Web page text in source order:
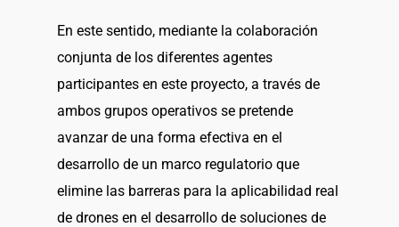
En este sentido, mediante la colaboración
conjunta de los diferentes agentes
participantes en este proyecto, a través de
ambos grupos operativos se pretende
avanzar de una forma efectiva en el
desarrollo de un marco regulatorio que
elimine las barreras para la aplicabilidad real
de drones en el desarrollo de soluciones de